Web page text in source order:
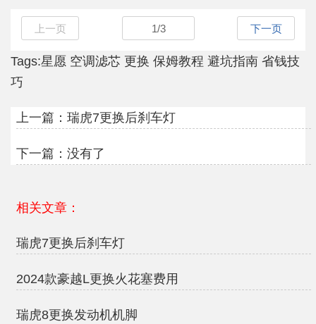
上一页 1/3 下一页
Tags:星愿 空调滤芯 更换 保姆教程 避坑指南 省钱技
巧
上一篇： 瑞虎7更换后刹车灯
下一篇：没有了
相关文章：
瑞虎7更换后刹车灯
2024款豪越L更换火花塞费用
瑞虎8更换发动机机脚